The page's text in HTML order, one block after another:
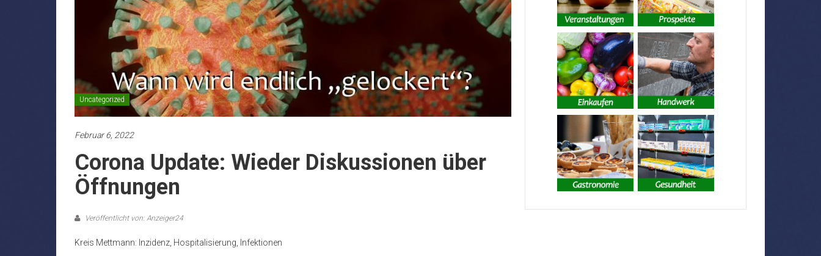
Uncategorized
Februar 6, 2022
Corona Update: Wieder Diskussionen über
Öffnungen
Veröffentlicht von: Anzeiger24
Kreis Mettmann: Inzidenz, Hospitalisierung, Infektionen